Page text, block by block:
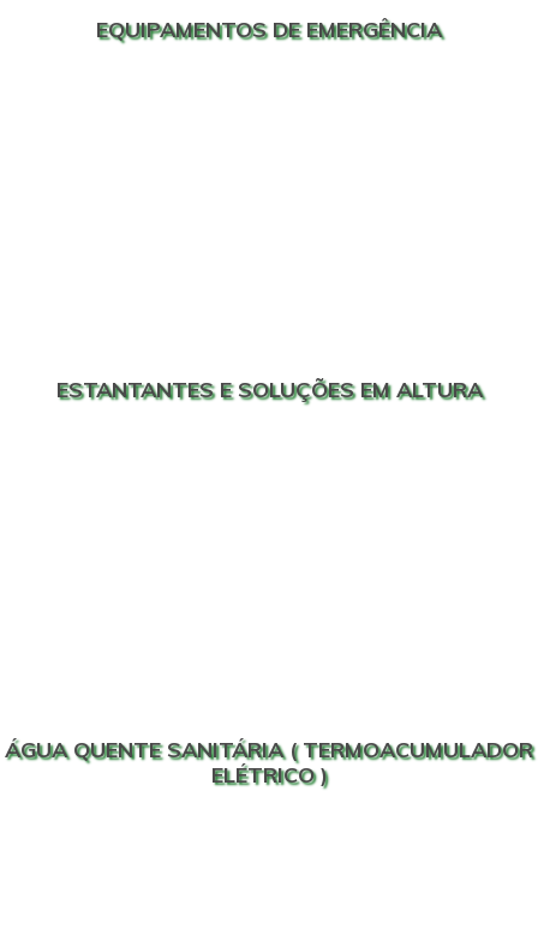
EQUIPAMENTOS DE EMERGÊNCIA
ESTANTANTES E SOLUÇÕES EM ALTURA
ÁGUA QUENTE SANITÁRIA ( TERMOACUMULADOR
ELÉTRICO )